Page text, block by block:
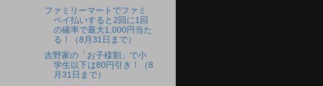
ファミリーマートでファミ
ペイ払いすると2回に1回
の確率で最大1,000円当た
る！（8月31日まで）
吉野家の「お子様割」で小
学生以下は80円引き！（8
月31日まで）